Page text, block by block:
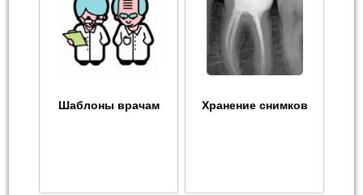
Шаблоны врачам Хранение снимков